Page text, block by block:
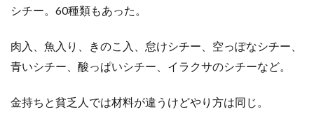
シチー。60種類もあった。
肉入、魚入り、きのこ入、怠けシチー 、空っぽなシチー、
青いシチー、酸っぱいシチー、イラクサのシチーなど。
金持ちと貧乏人では材料が違うけどやり方は同じ。